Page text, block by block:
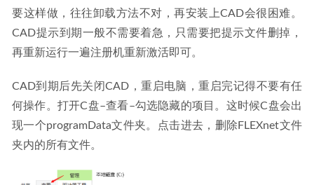
要这样做，往往卸载方法不对，再安装上CAD会很困难。
CAD提示到期一般不需要着急，只需要把提示文件删掉，
再重新运行一遍注册机重新激活即可。
CAD到期后先关闭CAD，重启电脑，重启完记得不要有任
何操作。打开C盘–查看–勾选隐藏的项目。这时候C盘会出
现一个programData文件夹。点击进去，删除FLEXnet文件
夹内的所有文件。
GoodSync Pro v12.9.24.4 中文绿色便携版
2026-01-20
maya2018简体中文破解版下载地址和安装教程 2019-11-25